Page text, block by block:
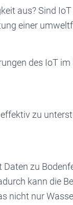
aus? Sind
einer
des IoT
zu
zu
kann die
nicht nur